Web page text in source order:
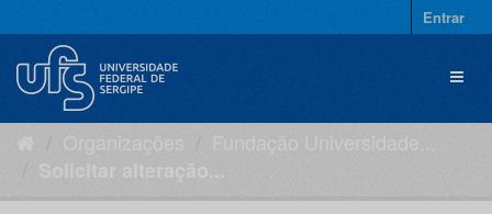
para
conteúdo
Entrar